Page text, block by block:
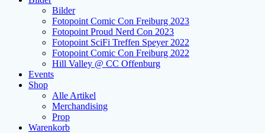
Bilder
Fotopoint Comic Con Freiburg 2023
Fotopoint Proud Nerd Con 2023
Fotopoint SciFi Treffen Speyer 2022
Fotopoint Comic Con Freiburg 2022
Hill Valley @ CC Offenburg
Events
Shop
Alle Artikel
Merchandising
Prop
Warenkorb